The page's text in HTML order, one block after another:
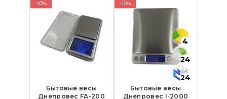
-10%
Бытовые весы
Днепровес FA-200
-10%
4
24
24
Бытовые весы
Днепровес I-2000